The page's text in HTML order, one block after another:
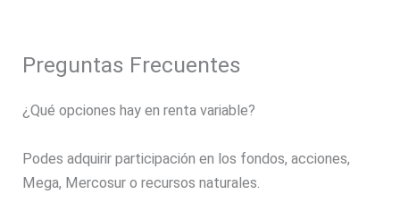
Preguntas Frecuentes
¿Qué opciones hay en renta variable?
Podes adquirir participación en los fondos, acciones,
Mega, Mercosur o recursos naturales.